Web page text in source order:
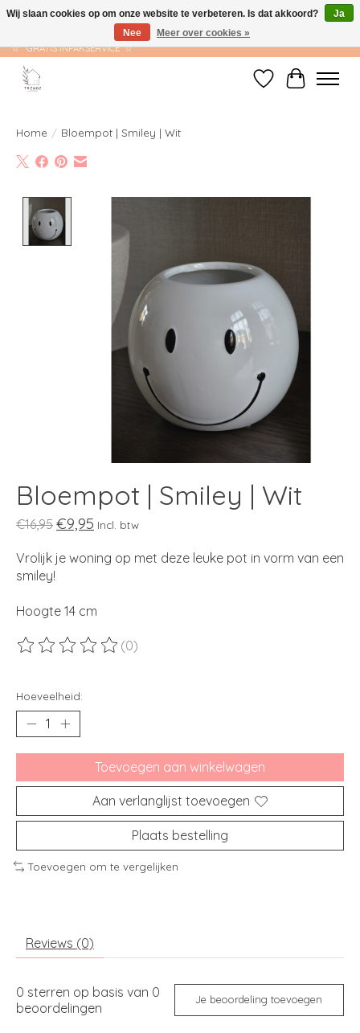
☆ GRATIS VERZENDING VANAF €75 ☆ VERZONDEN BINNEN 1-2 WERKDAGEN
☆ GRATIS INPAKSERVICE ☆
Verlanglijst
Home / Bloempot | Smiley | Wit
Bloempot | Smiley | Wit
€16,95 €9,95 Incl. btw
Vrolijk je woning op met deze leuke pot in vorm van een
smiley!
Hoogte 14 cm
De beoordeling van dit product is
(0)
Hoeveelheid:
Toevoegen aan winkelwagen
Aan verlanglijst toevoegen
Plaats bestelling
Toevoegen om te vergelijken
Reviews (0)
0 sterren op basis van 0
beoordelingen
Je beoordeling toevoegen
Wij slaan cookies op om onze website te verbeteren. Is dat akkoord?
Ja
Nee
Meer over cookies »